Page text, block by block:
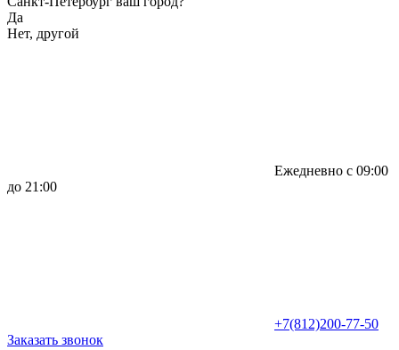
Да
Нет, другой
Ежедневно с 09:00
до 21:00
+7(812)200-77-50
Заказать звонок